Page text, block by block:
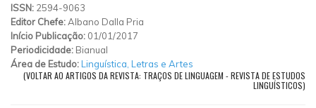
ISSN: 2594-9063
Editor Chefe:Albano Dalla Pria
Início Publicação: 01/01/2017
Periodicidade: Bianual
Área de Estudo:Linguística, Letras e Artes
(VOLTAR AO ARTIGOS DA REVISTA: TRAÇOS DE LINGUAGEM - REVISTA DE ESTUDOS
LINGUÍSTICOS)